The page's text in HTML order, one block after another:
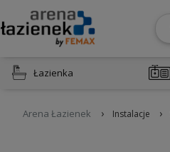
Łazienka
Arena Łazienek › Instalacje ›